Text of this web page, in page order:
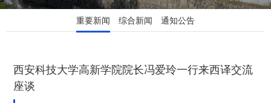
重要新闻 综合新闻 通知公告
西安科技大学高新学院院长冯爱玲一行来西译交流
座谈